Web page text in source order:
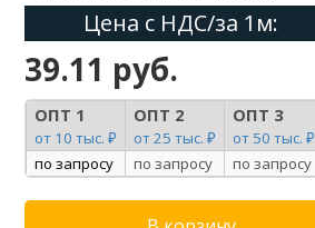
Цена с НДС/за 1м:
39.11 руб.
ОПТ 1
от 10 тыс. ₽
ОПТ 2
от 25 тыс. ₽
ОПТ 3
от 50 тыс. ₽
по запросу
по запросу по запросу